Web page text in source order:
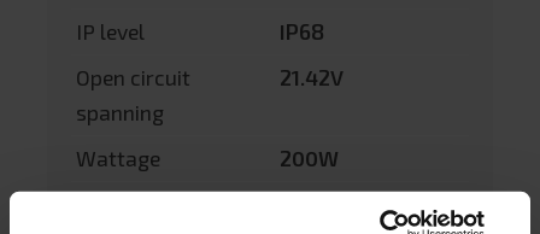
IP level
IP68
Open circuit
spanning
21.42V
Wattage
200W
1370 x 800 x 90